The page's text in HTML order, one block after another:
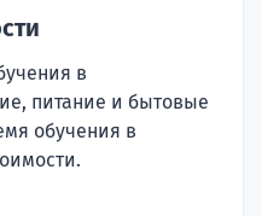
в
питание и бытовые
обучения в